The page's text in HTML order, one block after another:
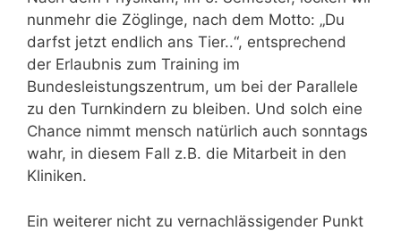
nunmehr die Zöglinge, nach dem Motto: „Du
darfst jetzt endlich ans Tier..“, entsprechend
der Erlaubnis zum Training im
Bundesleistungszentrum, um bei der Parallele
zu den Turnkindern zu bleiben. Und solch eine
Chance nimmt mensch natürlich auch sonntags
wahr, in diesem Fall z.B. die Mitarbeit in den
Kliniken.
Ein weiterer nicht zu vernachlässigender Punkt